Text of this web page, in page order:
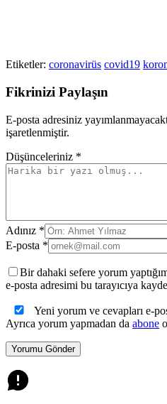
Etiketler: coronavirüs covid19
Fikrinizi Paylaşın
E-posta adresiniz
işaretlenmiştir.
Düşünceleriniz *
Adınız *
E-posta *
Bir dahaki sefere yorum
e-posta adresimi bu tarayıcıya
Yeni yorum ve cevapları e-
Ayrıca yorum yapmadan da abone